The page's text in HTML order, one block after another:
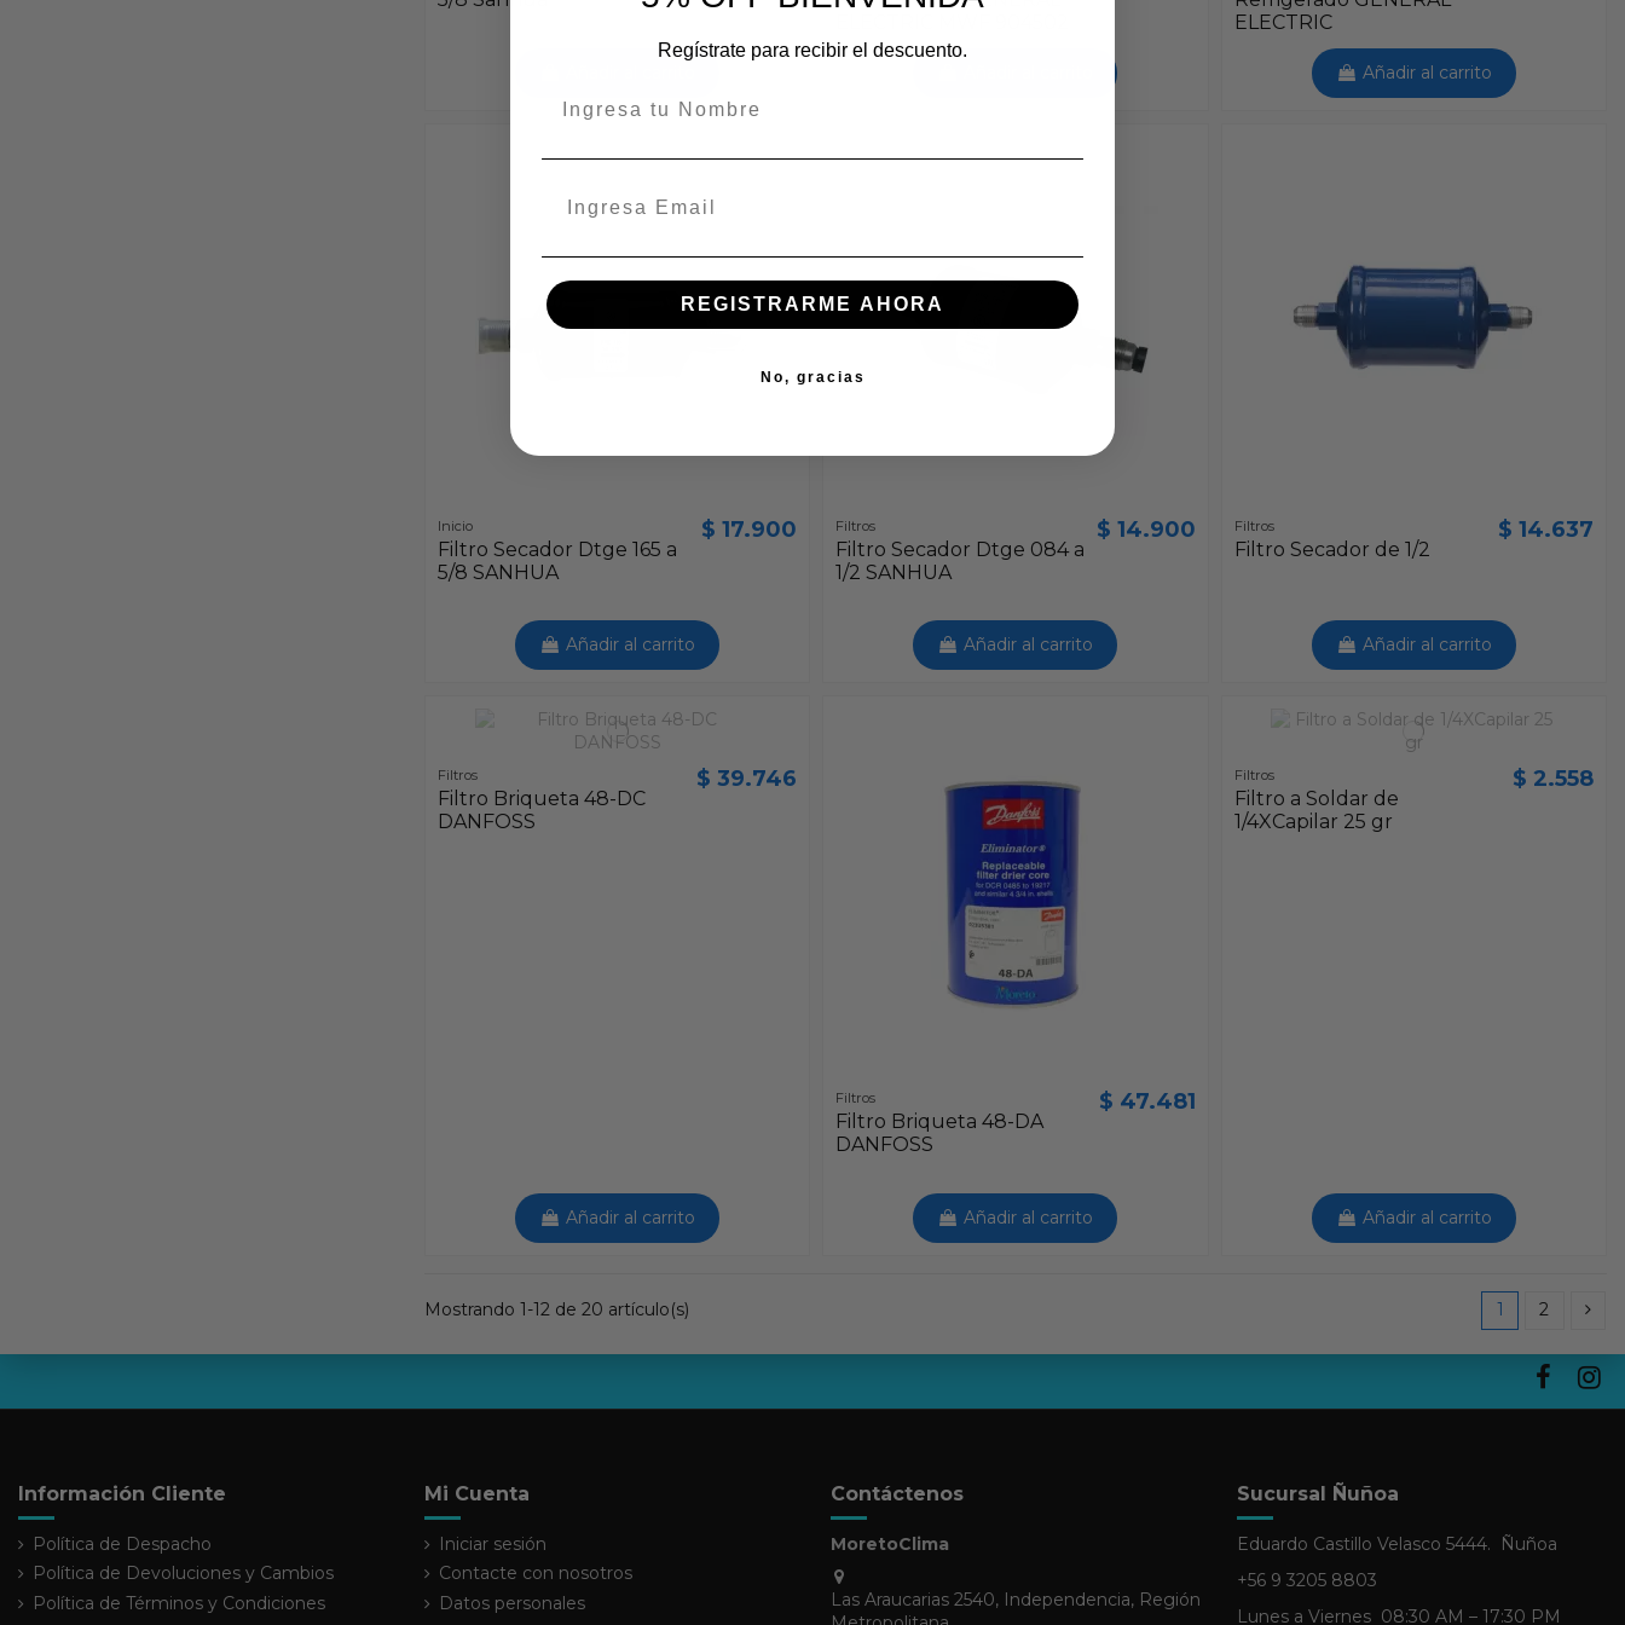
ELECTRIC
Añadir al carrito
Inicio
Filtro Secador Dtge 165 a
5/8 SANHUA
$ 17.900
Añadir al carrito
Filtros
Filtro Secador Dtge 084 a
1/2 SANHUA
$ 14.900
Añadir al carrito
Filtros
Filtro Secador de 1/2
$ 14.637
Añadir al carrito
Filtros
Filtro Briqueta 48-DC
DANFOSS
$ 39.746
Añadir al carrito
Filtros
Filtro Briqueta 48-DA
DANFOSS
$ 47.481
Añadir al carrito
Filtros
Filtro a Soldar de
1/4XCapilar 25 gr
$ 2.558
Añadir al carrito
Mostrando 1-12 de 20 artículo(s) 1 2
Información Cliente
Política de Despacho
Política de Devoluciones y Cambios
Política de Términos y Condiciones
Mi Cuenta
Iniciar sesión
Contacte con nosotros
Datos personales
Contáctenos
MoretoClima
Las Araucarias 2540, Independencia, Región
Sucursal Ñuñoa
Eduardo Castillo Velasco 5444. Ñuñoa
+56 9 3205 8803
Lunes a Viernes 08:30 AM – 17:30 PM
Regístrate para recibir el descuento.
REGISTRARME AHORA
No, gracias